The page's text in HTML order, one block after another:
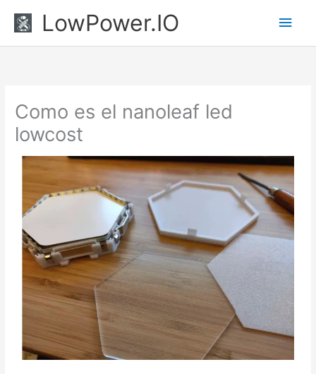
LowPower.IO
Como es el nanoleaf led
lowcost